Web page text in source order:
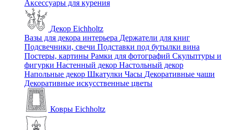
Аксессуары для курения
Декор Eichholtz
Вазы для декора интерьера Держатели для книг
Подсвечники, свечи Подставки под бутылки вина
Постеры, картины Рамки для фотографий Скульптуры и
фигурки Настенный декор Настольный декор
Напольные декор Шкатулки Часы Декоративные чаши
Декоративные искусственные цветы
Ковры Eichholtz